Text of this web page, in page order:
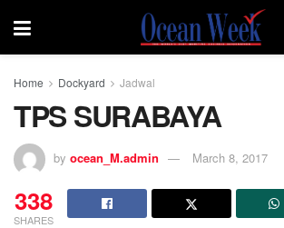
Home Dockyard Jadwal
TPS SURABAYA
by ocean_M.admin March 8, 2017
338
SHARES